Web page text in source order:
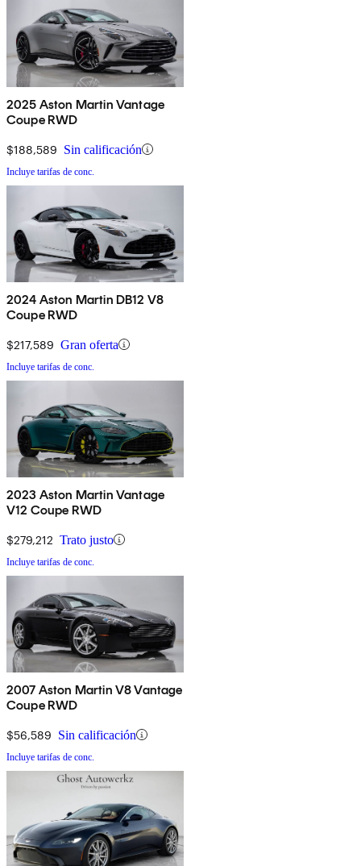
2025 Aston Martin Vantage
Coupe RWD
$188,589 Sin calificación
Incluye tarifas de conc.
2024 Aston Martin DB12 V8
Coupe RWD
$217,589 Gran oferta
Incluye tarifas de conc.
2023 Aston Martin Vantage
V12 Coupe RWD
$279,212 Trato justo
Incluye tarifas de conc.
2007 Aston Martin V8 Vantage
Coupe RWD
$56,589 Sin calificación
Incluye tarifas de conc.